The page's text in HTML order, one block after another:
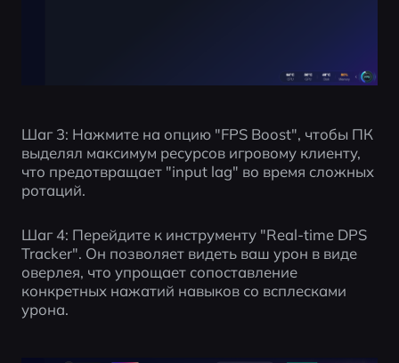
Шаг 3: Нажмите на опцию "FPS Boost", чтобы ПК
выделял максимум ресурсов игровому клиенту,
что предотвращает "input lag" во время сложных
ротаций.
Шаг 4: Перейдите к инструменту "Real-time DPS
Tracker". Он позволяет видеть ваш урон в виде
оверлея, что упрощает сопоставление
конкретных нажатий навыков со всплесками
урона.